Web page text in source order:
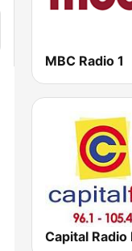
MBC Radio 1